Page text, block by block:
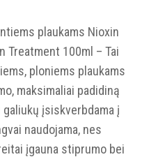
plaukams Nioxin
Treatment 100ml – Tai
ploniems plaukams
maksimaliai padidiną
įsiskverbdama į
naudojama, nes
įgauna stiprumo bei